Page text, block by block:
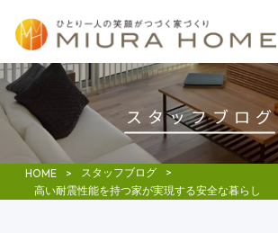
スタッフブログ
HOME
スタッフブログ
高い耐震性能を持つ家が実現する安全な暮らし